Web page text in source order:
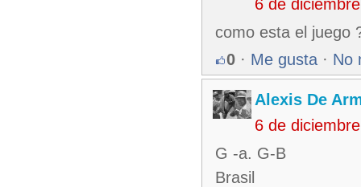
6 de
como esta el juego
0 · Me gusta · No
Alexis De
6 de
G -a. G-B
Brasil